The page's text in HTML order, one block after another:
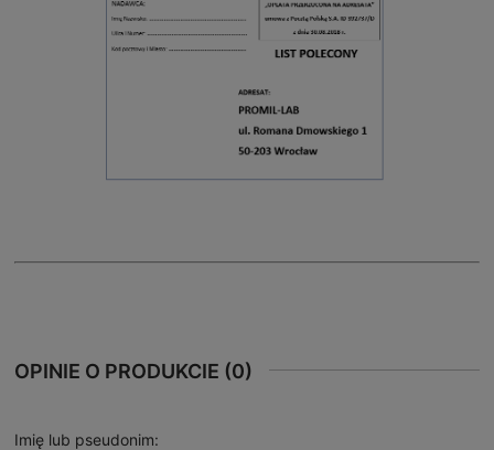
OPINIE O PRODUKCIE (0)
Imię lub pseudonim: